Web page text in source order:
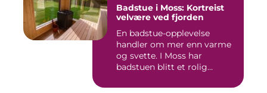
Badstue i Moss: Kortreist
velvære ved fjorden
En badstue-opplevelse
handler om mer enn varme
og svette. I Moss har
badstuen blitt et rolig